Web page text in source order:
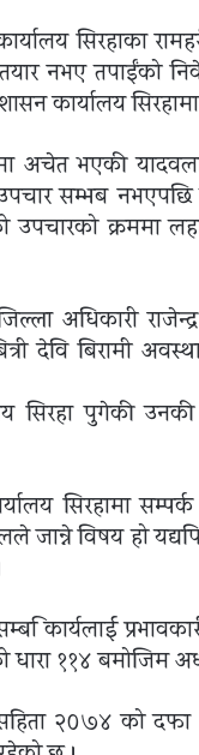
सिरहाका
नभए तपाईंको
कार्यालय
अचेत भएकी
उपचार सम्भब
क्रममा
अधिकारी
देवि बिरामी
सिरहा पुगेकी
सिरहामा
विषय हो
कार्यलाई
धारा ११४ बमोजिम
२०७४ को